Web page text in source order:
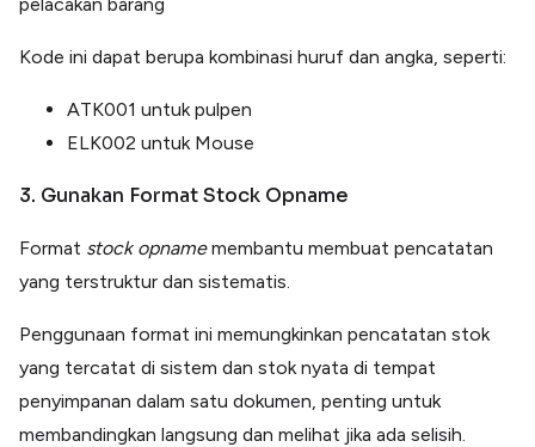
Kode ini dapat berupa kombinasi huruf dan angka, seperti:
ATK001 untuk pulpen
ELK002 untuk Mouse
3. Gunakan Format Stock Opname
Format stock opnamemembantu membuat pencatatan
yang terstruktur dan sistematis.
Penggunaan format ini memungkinkan pencatatan stok
yang tercatat di sistem dan stok nyata di tempat
penyimpanan dalam satu dokumen, penting untuk
membandingkan langsung dan melihat jika ada selisih.